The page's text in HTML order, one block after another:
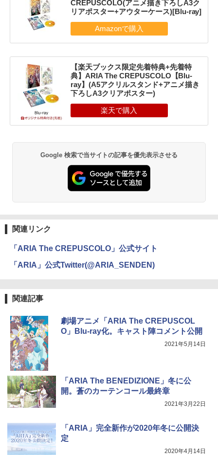
CREPUSCOLO(アニメ描き下ろしA3ク
リアポスター+アウターケース)[Blu-ray]
【楽天ブックス限定先着特典+先着特
典】ARIA The CREPUSCOLO【Blu-
ray】(A5アクリルスタンド+アニメ描き
下ろしA3クリアポスター)
Google 検索で当サイトの記事を優先表示させる
関連リンク
「ARIA The CREPUSCOLO」公式サイト
「ARIA」公式Twitter(@ARIA_SENDEN)
関連記事
劇場アニメ「ARIA The CREPUSCOL
O」Blu-ray化。キャスト陣コメント公開
2021年5月14日
「ARIA The BENEDIZIONE」冬に公
開。蒼のカーテンコール最終章
2021年3月22日
「ARIA」完全新作が2020年冬に公開決
定
2020年4月14日